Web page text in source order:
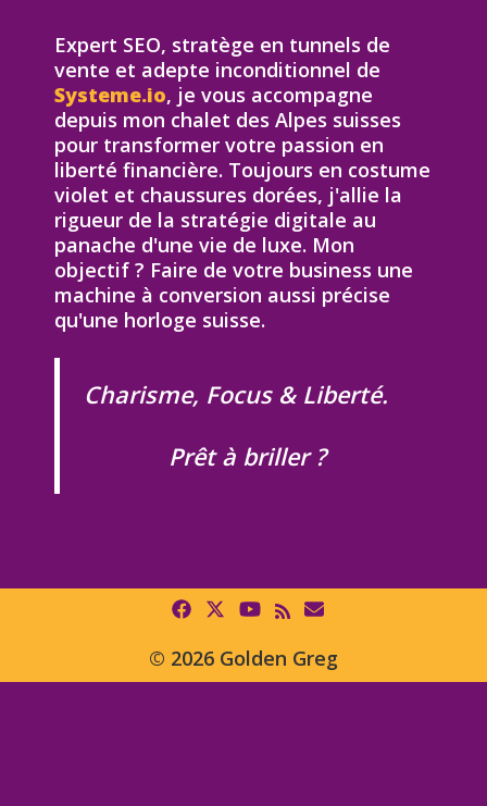
Expert SEO, stratège en tunnels de
vente et adepte inconditionnel de
Systeme.io, je vous accompagne
depuis mon chalet des Alpes suisses
pour transformer votre passion en
liberté financière. Toujours en costume
violet et chaussures dorées, j'allie la
rigueur de la stratégie digitale au
panache d'une vie de luxe. Mon
objectif ? Faire de votre business une
machine à conversion aussi précise
qu'une horloge suisse.
Charisme, Focus & Liberté.
Prêt à briller ?
© 2026 Golden Greg